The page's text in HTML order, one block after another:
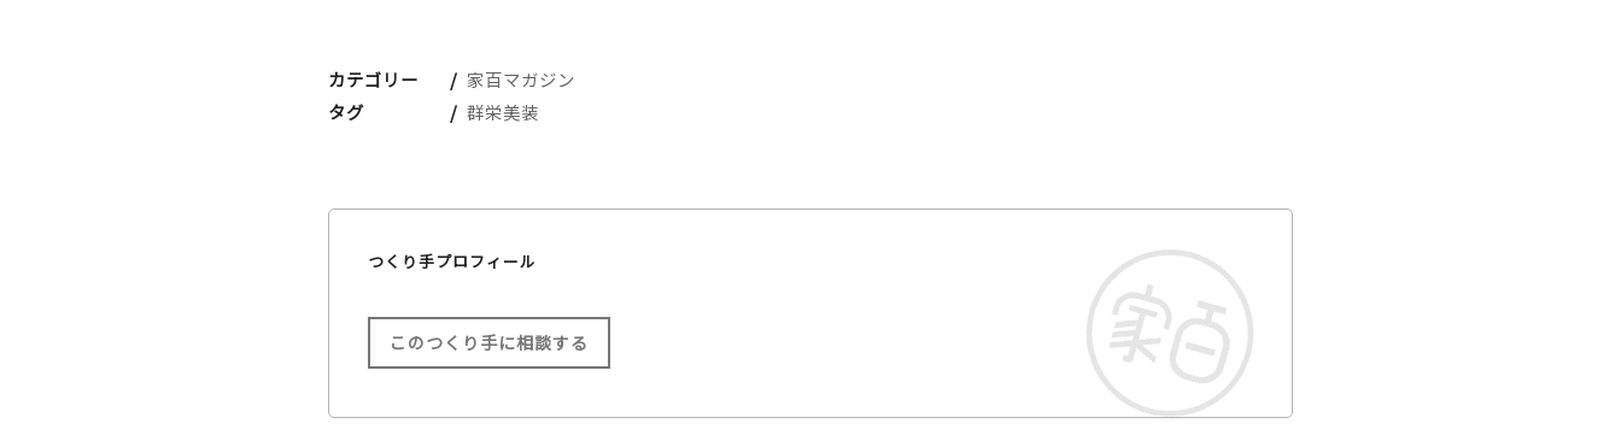
カテゴリー
家百マガジン
タグ
群栄美装
つくり手プロフィール
このつくり手に相談する